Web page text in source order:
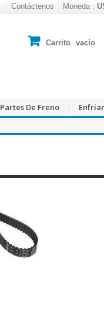
Moneda :
Contáctenos
Carrito vacío
Partes De Freno